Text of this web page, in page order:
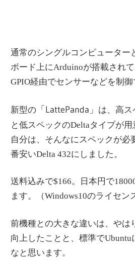
通常のシングルコンピューター
ボード上にArduinoが搭載され
GPIO経由でセンサーなどを制御
新型の 「LattePanda」 は、高
と低スペックのDeltaタイプが用
自分は、そんなにスペックが必
番安いDelta 432にしました。
送料込みで$166。日本円で
ます。（Windows10のライセン
前機種との大きな違いは、やは
向上したことと、標準で
なと思います。